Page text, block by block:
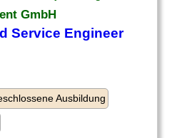
GmbH
Service Engineer
Ausbildung